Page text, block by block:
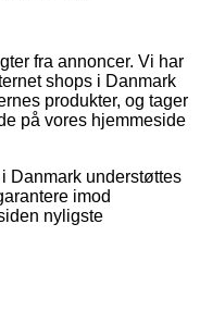
fra annoncer. Vi har
shops i Danmark
produkter, og tager
på vores hjemmeside
Danmark understøttes
imod
nyligste